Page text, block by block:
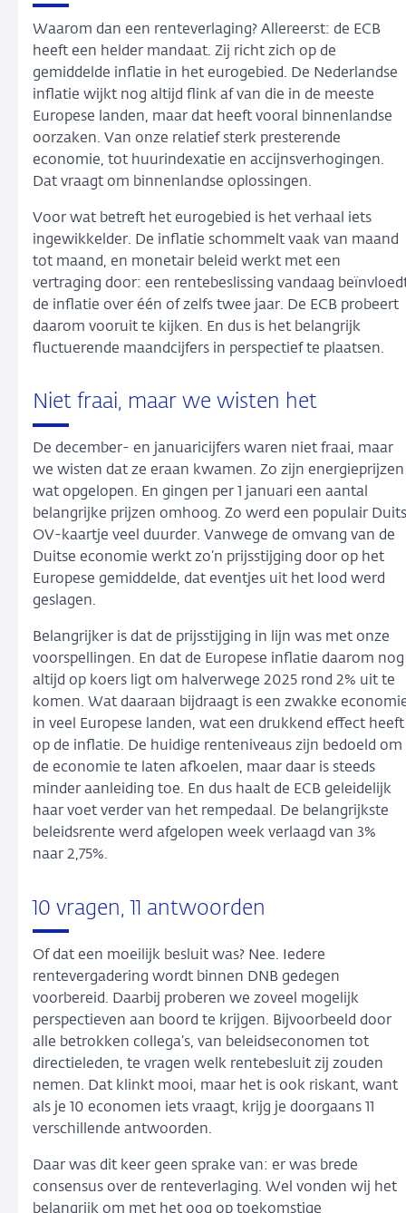
Waarom dan een renteverlaging? Allereerst: de ECB
heeft een helder mandaat. Zij richt zich op de
gemiddelde inflatie in het eurogebied. De Nederlandse
inflatie wijkt nog altijd flink af van die in de meeste
Europese landen, maar dat heeft vooral binnenlandse
oorzaken. Van onze relatief sterk presterende
economie, tot huurindexatie en accijnsverhogingen.
Dat vraagt om binnenlandse oplossingen.
Voor wat betreft het eurogebied is het verhaal iets
ingewikkelder. De inflatie schommelt vaak van maand
tot maand, en monetair beleid werkt met een
vertraging door: een rentebeslissing vandaag
de inflatie over één of zelfs twee jaar. De ECB probeert
daarom vooruit te kijken. En dus is het belangrijk
fluctuerende maandcijfers in perspectief te plaatsen.
Niet fraai, maar we wisten het
De december- en januaricijfers waren niet fraai, maar
we wisten dat ze eraan kwamen. Zo zijn energieprijzen
wat opgelopen. En gingen per 1 januari een aantal
belangrijke prijzen omhoog. Zo werd een populair Duits
OV-kaartje veel duurder. Vanwege de omvang van de
Duitse economie werkt zo’n prijsstijging door op het
Europese gemiddelde, dat eventjes uit het lood werd
geslagen.
Belangrijker is dat de prijsstijging in lijn was met onze
voorspellingen. En dat de Europese inflatie daarom nog
altijd op koers ligt om halverwege 2025 rond 2% uit te
komen. Wat daaraan bijdraagt is een zwakke
in veel Europese landen, wat een drukkend effect heeft
op de inflatie. De huidige renteniveaus zijn bedoeld om
de economie te laten afkoelen, maar daar is steeds
minder aanleiding toe. En dus haalt de ECB geleidelijk
haar voet verder van het rempedaal. De belangrijkste
beleidsrente werd afgelopen week verlaagd van 3%
naar 2,75%.
10 vragen, 11 antwoorden
Of dat een moeilijk besluit was? Nee. Iedere
rentevergadering wordt binnen DNB gedegen
voorbereid. Daarbij proberen we zoveel mogelijk
perspectieven aan boord te krijgen. Bijvoorbeeld door
alle betrokken collega’s, van beleidseconomen tot
directieleden, te vragen welk rentebesluit zij zouden
nemen. Dat klinkt mooi, maar het is ook riskant, want
als je 10 economen iets vraagt, krijg je doorgaans 11
verschillende antwoorden.
Daar was dit keer geen sprake van: er was brede
consensus over de renteverlaging. Wel vonden wij het
belangrijk om met het oog op toekomstige